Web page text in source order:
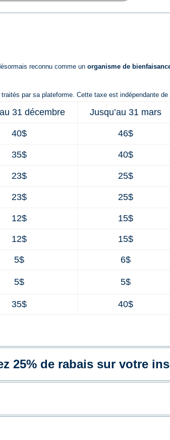
reconnu comme un organisme de
traités par sa plateforme. Cette taxe est indépendante de
31 décembre Jusqu’au 31 mars
40$ 46$
35$ 40$
23$ 25$
23$ 25$
12$ 15$
12$ 15$
5$ 6$
5$ 5$
35$ 40$
25% de rabais sur votre